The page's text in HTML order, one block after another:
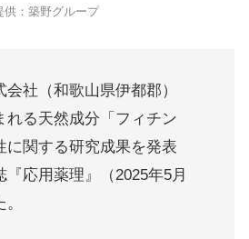
供：築野グループ
社（和歌山県伊都郡）
れる天然成分「フィチン
に関する研究成果を発表
『応用薬理』（2025年5月